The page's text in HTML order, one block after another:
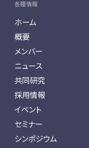
各種情報
ホーム
概要
メンバー
ニュース
共同研究
採用情報
イベント
セミナー
シンポジウム